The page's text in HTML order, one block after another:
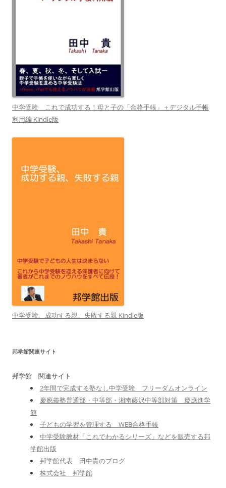
中学受験 これで成功する！母と子の「合格手帳」＋デジタル手帳
利用編 Kindle版
中学受験、成功する親、失敗する親 Kindle版
邦学館関連サイト
邦学館 関連サイト
2年間で完成する塾なし中学受験 フリーダムオンライン
慶應義塾普通部・中等部・湘南藤沢中等部対策 慶應進学
館
子どもの学習を管理する WEB合格手帳
中学受験教材「これでわかるシリーズ」などを販売する邦
学館出版
邦学館代表 田中貴のブログ
株式会社 邦学館